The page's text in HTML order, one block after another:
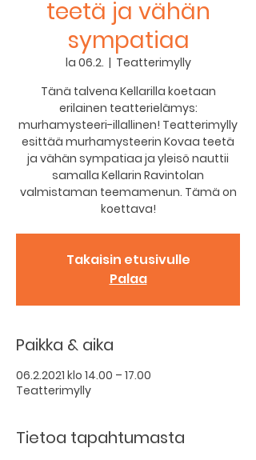
teetä ja vähän
sympatiaa
la 06.2.
  |
Teatterimylly
Tänä talvena Kellarilla koetaan
erilainen teatterielämys:
murhamysteeri-illallinen! Teatterimylly
esittää murhamysteerin Kovaa teetä
ja vähän sympatiaa ja yleisö nauttii
samalla Kellarin Ravintolan
valmistaman teemamenun. Tämä on
koettava!
Takaisin etusivulle
Palaa
Paikka & aika
06.2.2021 klo 14.00 – 17.00
Teatterimylly
Tietoa tapahtumasta